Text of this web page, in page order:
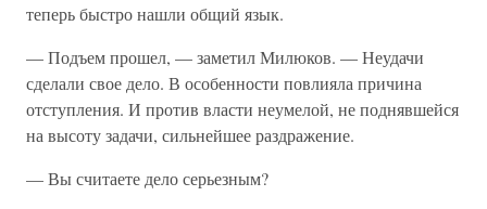
теперь быстро нашли общий язык.
— Подъем прошел, — заметил Милюков. — Неудачи
сделали свое дело. В особенности повлияла причина
отступления. И против власти неумелой, не поднявшейся
на высоту задачи, сильнейшее раздражение.
— Вы считаете дело серьезным?